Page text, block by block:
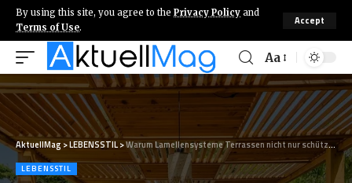
By using this site, you agree to the Privacy Policy and
Terms of Use.
Accept
Aa
AktuellMag >LEBENSSTIL>Warum Lamellensysteme Terrassen nicht nur schützen, sondern sie zum Leben erwecken
LEBENSSTIL